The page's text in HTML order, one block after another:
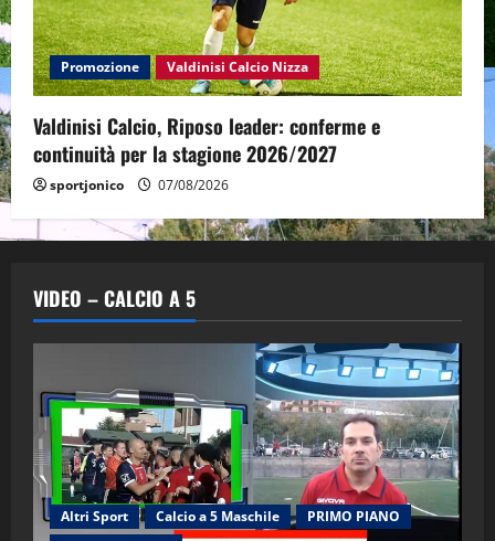
Promozione Valdinisi Calcio Nizza
Valdinisi Calcio, Riposo leader: conferme e
continuità per la stagione 2026/2027
sportjonico 07/08/2026
VIDEO – CALCIO A 5
Altri Sport Calcio a 5 Maschile
PRIMO PIANO
"SportEmpire" in Podcast Sport News